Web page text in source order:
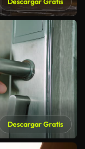
Descargar Gratis